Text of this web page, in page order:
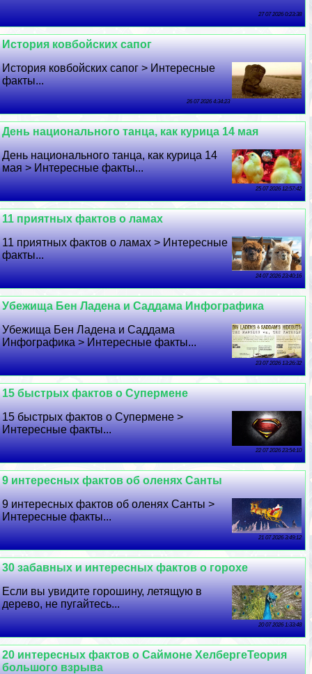
27 07 2026 0:23:38
История ковбойских сапог
История ковбойских сапог > Интересные
факты...
26 07 2026 4:34:23
День национального танца, как курица 14 мая
День национального танца, как курица 14
мая > Интересные факты...
25 07 2026 12:57:42
11 приятных фактов о ламах
11 приятных фактов о ламах > Интересные
факты...
24 07 2026 23:40:16
Убежища Бен Ладена и Саддама Инфографика
Убежища Бен Ладена и Саддама
Инфографика > Интересные факты...
23 07 2026 13:26:32
15 быстрых фактов о Супермене
15 быстрых фактов о Супермене >
Интересные факты...
22 07 2026 23:54:10
9 интересных фактов об оленях Санты
9 интересных фактов об оленях Санты >
Интересные факты...
21 07 2026 3:49:12
30 забавных и интересных фактов о горохе
Если вы увидите горошину, летящую в
дерево, не пугайтесь...
20 07 2026 1:33:48
20 интересных фактов о Саймоне ХелбергеТеория
большого взрыва